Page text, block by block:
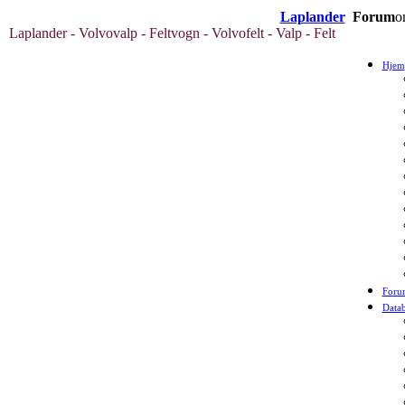
Laplander Forum
Laplander - Volvovalp - Feltvogn - Volvofelt - Valp - Felt
Hjem